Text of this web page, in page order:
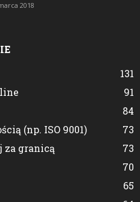
2018
131
91
84
(np. ISO 9001)
73
za granicą
73
70
65